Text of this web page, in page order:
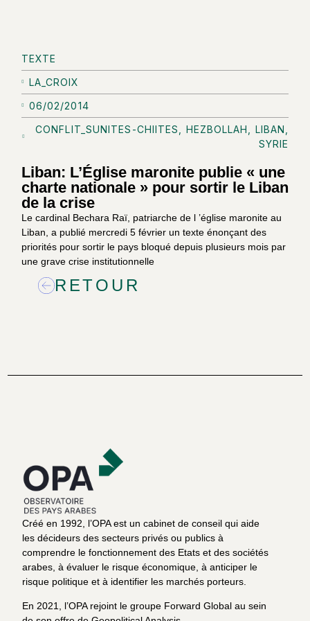
TEXTE
LA_CROIX
06/02/2014
CONFLIT_SUNITES-CHIITES
HEZBOLLAH LIBAN
SYRIE
Liban: L’Église maronite publie « une
charte nationale » pour sortir le Liban
de la crise
Le cardinal Bechara Raï, patriarche de l ’église maronite au
Liban, a publié mercredi 5 février un texte énonçant des
priorités pour sortir le pays bloqué depuis plusieurs mois par
une grave crise institutionnelle
RETOUR
Créé en 1992, l’OPA est un cabinet de conseil qui aide
les décideurs des secteurs privés ou publics à
comprendre le fonctionnement des Etats et des sociétés
arabes, à évaluer le risque économique, à anticiper le
risque politique et à identifier les marchés porteurs.
En 2021, l’OPA rejoint le groupe Forward Global au sein